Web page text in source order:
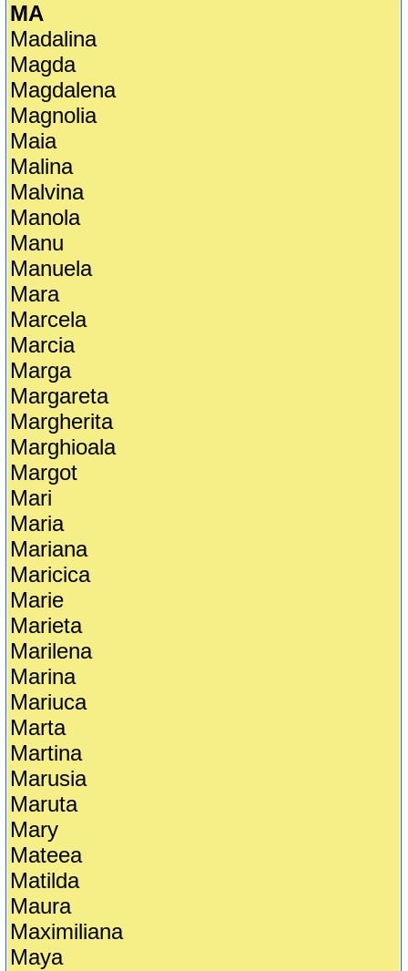
MA
Madalina
Magda
Magdalena
Magnolia
Maia
Malina
Malvina
Manola
Manu
Manuela
Mara
Marcela
Marcia
Marga
Margareta
Margherita
Marghioala
Margot
Mari
Maria
Mariana
Maricica
Marie
Marieta
Marilena
Marina
Mariuca
Marta
Martina
Marusia
Maruta
Mary
Mateea
Matilda
Maura
Maximiliana
Maya